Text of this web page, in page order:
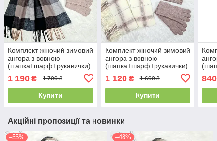
Комплект жіночий зимовий
ангора з вовною
(шапка+шарф+рукавички)
різнокольоровий 12535 -
8025 - 4072
1 190 ₴ 1 700 ₴
Купити
Комплект жіночий зимовий
ангора з вовною
(шапка+шарф+рукавички)
різнокольоровий 12242 -
8008 - 4072
1 120₴ 1 600 ₴
Купити
840
Акційні пропозиції та новинки
–55% –48%